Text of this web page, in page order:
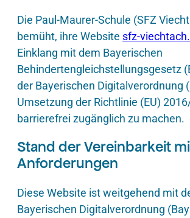
Die Paul-Maurer-Schule (SFZ
bemüht, ihre Website sfz-
Einklang mit dem Bayerischen
Behindertengleichstellungsgesetz
der Bayerischen Digitalverordnung
Umsetzung der Richtlinie (EU)
barrierefrei zugänglich zu machen.
Stand der Vereinbarkeit
Anforderungen
Diese Website ist weitgehend mit
Bayerischen Digitalverordnung